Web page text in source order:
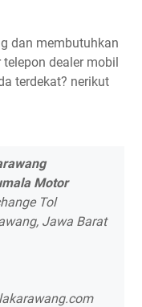
dan membutuhkan
dealer mobil
terdekat? nerikut
Motor
Tol
Jawa Barat